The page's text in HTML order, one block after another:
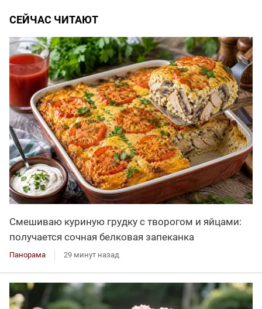
СЕЙЧАС ЧИТАЮТ
Смешиваю куриную грудку с творогом и яйцами:
получается сочная белковая запеканка
Панорама 29 минут назад